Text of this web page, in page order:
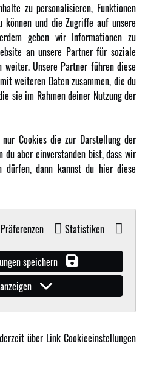
012-P14277
HYPER GO TX14
012-P14278
zu personalisieren, Funktionen
und die Zugriffe auf unsere
geben wir Informationen zu
an unsere Partner für soziale
weiter. Unsere Partner führen diese
weiteren Daten zusammen, die du
sie im Rahmen deiner Nutzung der
Cookies die zur Darstellung der
du aber einverstanden bist, dass wir
dürfen, dann kannst du hier diese
Präferenzen
Statistiken
speichern
über Link Cookieeinstellungen